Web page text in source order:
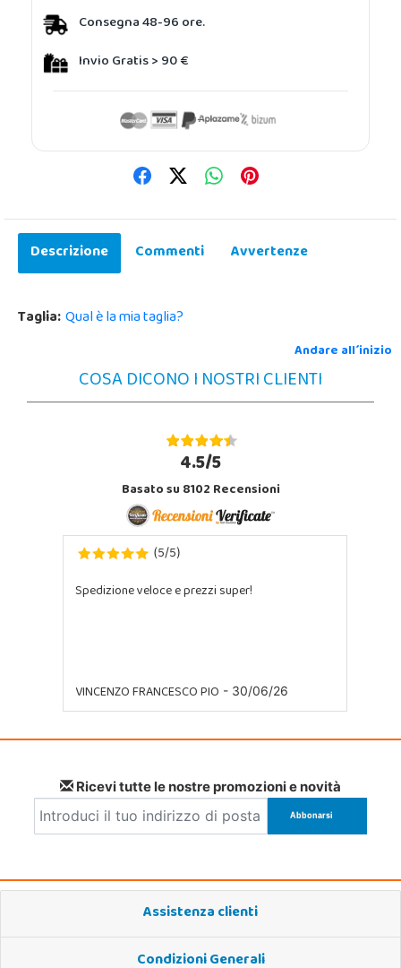
Consegna 48-96 ore.
Invio Gratis > 90 €
Descrizione Commenti Avvertenze
Taglia:Qual è la mia taglia?
Andare all´inizio
COSA DICONO I NOSTRI CLIENTI
4.5/5
Basato su 8102 Recensioni
(5/5)
Spedizione veloce e prezzi super!
VINCENZO FRANCESCO PIO - 30/06/26
Ricevi tutte le nostre promozioni e novità
Assistenza clienti
Condizioni Generali